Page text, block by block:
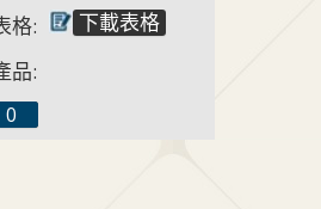
格:
下載表格
品:
f
0